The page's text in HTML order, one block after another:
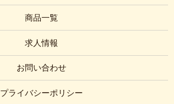
商品一覧
求人情報
お問い合わせ
プライバシーポリシー